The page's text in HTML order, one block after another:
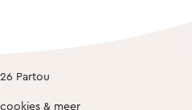
Partou
& meer